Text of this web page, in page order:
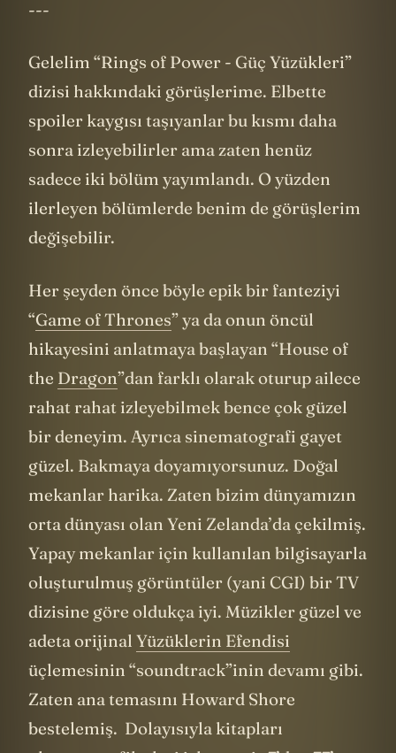
Gelelim “Rings of Power - Güç Yüzükleri”
dizisi hakkındaki görüşlerime. Elbette
spoiler kaygısı taşıyanlar bu kısmı daha
sonra izleyebilirler ama zaten henüz
sadece iki bölüm yayımlandı. O yüzden
ilerleyen bölümlerde benim de görüşlerim
Her şeyden önce böyle epik bir fanteziyi
“Game of Thrones” ya da onun öncül
hikayesini anlatmaya başlayan “House of
theDragon ”dan farklı olarak oturup ailece
rahat rahat izleyebilmek bence çok güzel
bir deneyim. Ayrıca sinematografi gayet
güzel. Bakmaya doyamıyorsunuz. Doğal
mekanlar harika. Zaten bizim dünyamızın
orta dünyası olan Yeni Zelanda’da çekilmiş.
Yapay mekanlar için kullanılan bilgisayarla
oluşturulmuş görüntüler (yani CGI) bir TV
dizisine göre oldukça iyi. Müzikler güzel ve
adeta orijinalYüzüklerin Efendisi
üçlemesinin “soundtrack”inin devamı gibi.
Zaten ana temasını Howard Shore